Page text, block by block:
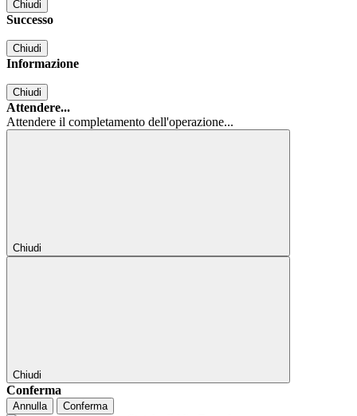
Chiudi
Successo
Chiudi
Informazione
Chiudi
Attendere...
Attendere il completamento dell'operazione...
Chiudi
Chiudi
Conferma
Annulla Conferma